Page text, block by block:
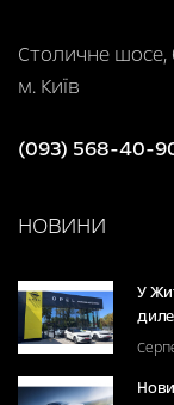
Столичне шосе,
м. Київ
(093) 568-40-
НОВИНИ
У